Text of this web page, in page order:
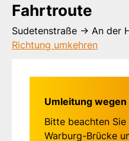
Fahrtroute
Fahrtroute
Sudetenstraße -> An der
Richtung umkehren
Umleitung wegen
Bitte beachten
Warburg-Brücke